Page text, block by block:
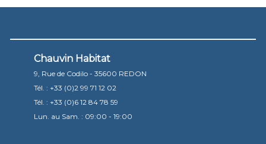
Chauvin Habitat
9, Rue de Codilo - 35600 REDON
Tél. : +33 (0)2 99 71 12 02
Tél. : +33 (0)6 12 84 78 59
Lun. au Sam. : 09:00 - 19:00